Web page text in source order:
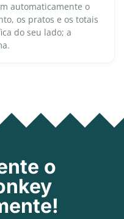
automaticamente o
os pratos e os totais
do seu lado; a
o